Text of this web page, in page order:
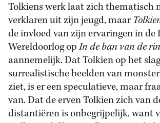
Tolkiens werk laat zich thematisch
verklaren uit zijn jeugd, maar
de invloed van zijn ervaringen in de
Wereldoorlog opIn de ban van de
aannemelijk. Dat Tolkien op het
surrealistische beelden van
ziet, is er een speculatieve, maar
van. Dat de erven Tolkien zich van
distantiëren is onbegrijpelijk, want